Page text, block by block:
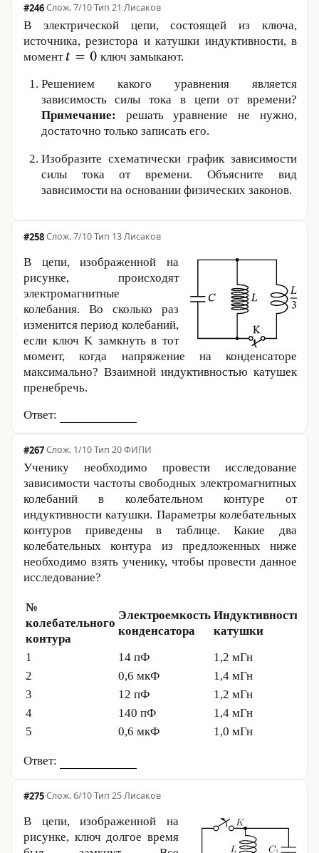
#246· 7/10·Тип 21·Лисаков
В электрической цепи, состоящей из ключа,
источника, резистора и катушки индуктивности, в
момент
ключ замыкают.
Решением какого уравнения является
зависимость силы тока в цепи от времени?
Примечание: решать уравнение не нужно,
достаточно только записать его.
Изобразите схематически график зависимости
силы тока от времени. Объясните вид
зависимости на основании физических законов.
#258· 7/10·Тип 13·Лисаков
В цепи, изображенной на
рисунке, происходят
электромагнитные
колебания. Во сколько раз
изменится период колебаний,
если ключ K замкнуть в тот
момент, когда напряжение на конденсаторе
максимально? Взаимной индуктивностью катушек
пренебречь.
Ответ:
#267· 1/10·Тип 20·ФИПИ
Ученику необходимо провести исследование
зависимости частоты свободных электромагнитных
колебаний в колебательном контуре от
индуктивности катушки. Параметры колебательных
контуров приведены в таблице. Какие два
колебательных контура из предложенных ниже
необходимо взять ученику, чтобы провести данное
исследование?
№
колебательного
контура
Электроемкость
конденсатора
Индуктивность
катушки
1
14 пФ
1,2 мГн
2
0,6 мкФ
1,4 мГн
3
12 пФ
1,2 мГн
4
140 пФ
1,4 мГн
5
0,6 мкФ 1,0 мГн
Ответ:
#275· 6/10·Тип 25·Лисаков
В цепи, изображенной на
рисунке, ключ долгое время